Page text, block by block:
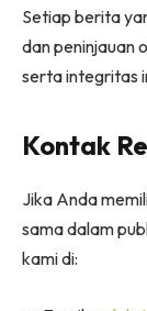
Setiap berita
dan peninjauan
serta integritas
Kontak
Jika Anda
sama dalam
kami di: